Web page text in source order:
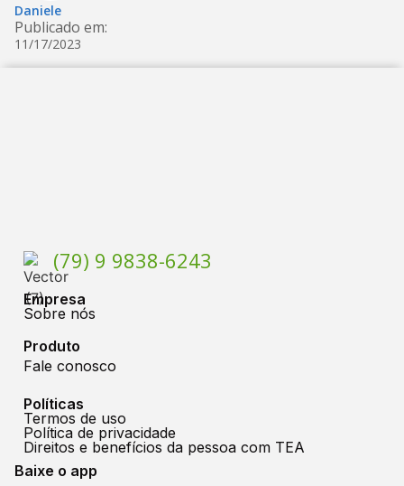
Daniele
Publicado em:
11/17/2023
(79) 9 9838-6243
Empresa
Sobre nós
Produto
Fale conosco
Políticas
Termos de uso
Política de privacidade
Direitos e benefícios da pessoa com TEA
Baixe o app